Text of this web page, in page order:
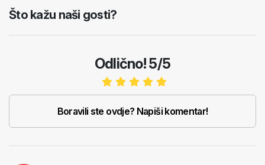
Što kažu naši gosti?
Odlično! 5/5
Boravili ste ovdje? Napiši komentar!